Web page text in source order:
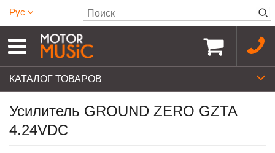
Рус
КАТАЛОГ ТОВАРОВ
Усилитель GROUND ZERO GZTA
4.24VDC